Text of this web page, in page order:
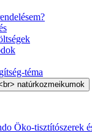
téma
Öko-tisztítószerek